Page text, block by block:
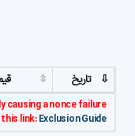
تاریخ
a nonce failure.
link:Exclusion Guide..